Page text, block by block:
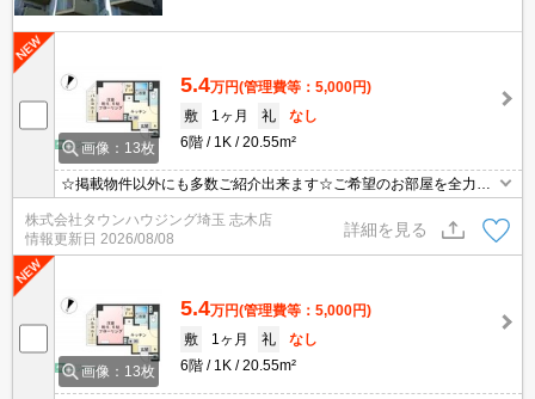
画像：13枚
5.4万円(管理費等：5,000円)
敷
1ヶ月 礼
なし
6階
1K 20.55m²
☆掲載物件以外にも多数ご紹介出来ます☆ご希望のお部屋を全力で
お探しさせて頂きます♪
株式会社タウンハウジング埼玉 志木店
情報更新日 2026/08/08
詳細を見る
画像：13枚
5.4万円(管理費等：5,000円)
敷
1ヶ月 礼
なし
6階
1K 20.55m²